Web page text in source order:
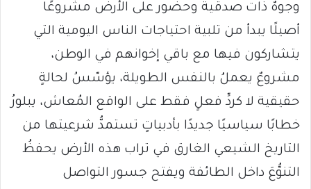
وجوهٌ ذات صدقية وحضور على الأرض مشروعًا
أصيلًا يبدأ من تلبية احتياجات الناس اليومية التي
يتشاركون فيها مع باقي إخوانهم في الوطن،
مشروعٌ يعملُ بالنفس الطويلة، يؤسّسُ لحالةٍ
حقيقية لا كردِّ فعلٍ فقط على الواقع المُعاش، يبلورُ
خطابًا سياسيًا جديدًا بأدبياتٍ تستمدُّ شرعيتها من
التاريخ الشيعي الغارق في تراب هذه الأرض يحفظُ
التنوُّعَ داخل الطائفة ويفتح جسور التواصل